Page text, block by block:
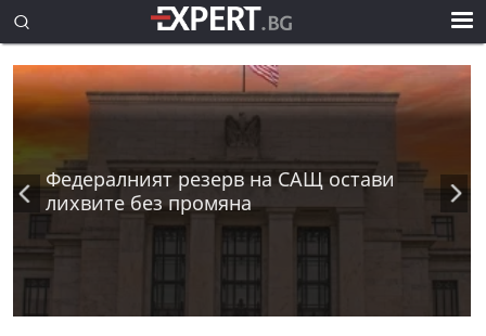
Федералният резерв на САЩ остави
лихвите без промяна